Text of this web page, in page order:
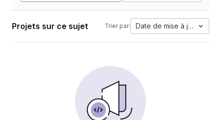
Projets sur ce sujet Trier par: Date de mise à jour